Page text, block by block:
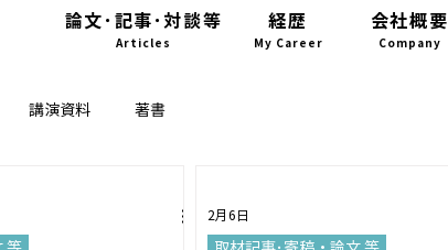
論文･記事･対談等
Articles
経歴
My Career
会社概要
Company
講演資料 著書
2月6日